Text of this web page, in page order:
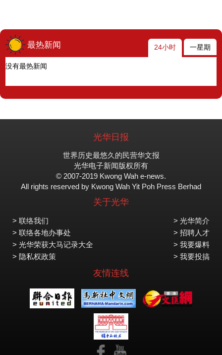
最热新闻 24小时 一星期
没有最热新闻
光华日报
世界历史最悠久的民营华文报
光华电子新闻版权所有
© 2007-2019 Kwong Wah e-news.
All rights reserved by Kwong Wah Yit Poh Press Berhad
关于光华
> 联络我们
> 联络各地办事处
> 光华荣获大马记录大全
> 隐私权政策
> 光华简介
> 招聘人才
> 我要爆料
> 我要投搞
友情连线